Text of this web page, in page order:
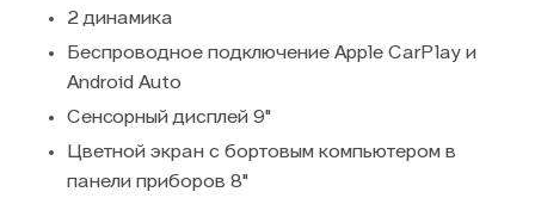
2 динамика
Беспроводное подключение Apple CarPlay и
Android Auto
Сенсорный дисплей 9"
Цветной экран с бортовым компьютером в
панели приборов 8"